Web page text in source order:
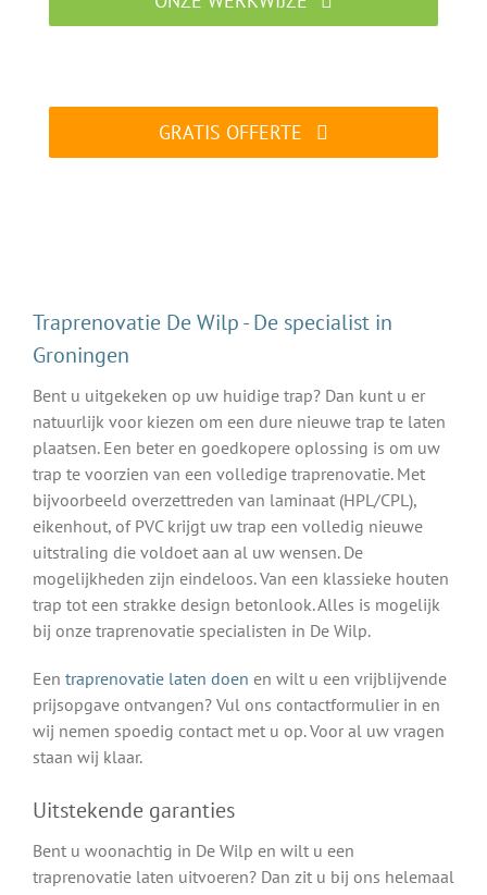
GRATIS OFFERTE
Traprenovatie De Wilp - De specialist in
Groningen
Bent u uitgekeken op uw huidige trap? Dan kunt u er
natuurlijk voor kiezen om een dure nieuwe trap te laten
plaatsen. Een beter en goedkopere oplossing is om uw
trap te voorzien van een volledige traprenovatie. Met
bijvoorbeeld overzettreden van laminaat (HPL/CPL),
eikenhout, of PVC krijgt uw trap een volledig nieuwe
uitstraling die voldoet aan al uw wensen. De
mogelijkheden zijn eindeloos. Van een klassieke houten
trap tot een strakke design betonlook. Alles is mogelijk
bij onze traprenovatie specialisten in De Wilp.
Een traprenovatie laten doen en wilt u een vrijblijvende
prijsopgave ontvangen? Vul ons contactformulier in en
wij nemen spoedig contact met u op. Voor al uw vragen
staan wij klaar.
Uitstekende garanties
Bent u woonachtig in De Wilp en wilt u een
traprenovatie laten uitvoeren? Dan zit u bij ons helemaal